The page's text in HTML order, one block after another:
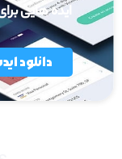
ایده هایی
دانلود